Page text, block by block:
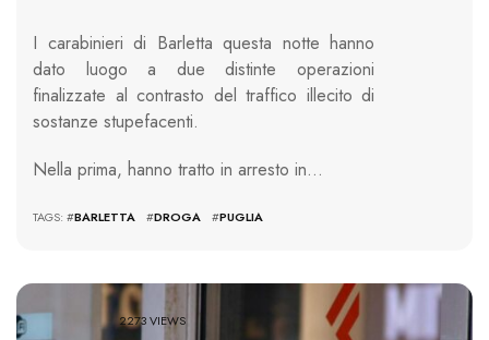
I carabinieri di Barletta questa notte hanno
dato luogo a due distinte operazioni
finalizzate al contrasto del traffico illecito di
sostanze stupefacenti.
Nella prima, hanno tratto in arresto in…
TAGS: #BARLETTA #DROGA #PUGLIA
2273 VIEWS